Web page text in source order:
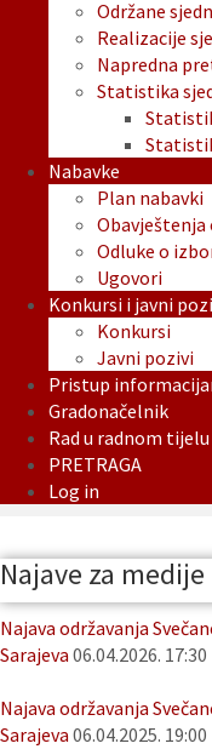
Održane
Realizacije
Napredna
Statistika
Nabavke
Plan nabavki
Obavještenja
Odluke o
Ugovori
Konkursi i javni
Konkursi
Javni pozivi
Pristup
Gradonačelnik
Rad u radnom tijelu
PRETRAGA
Log in
Najave za medije
Najava održavanja
Sarajeva 06.04.2026. 17:30
Najava održavanja
Sarajeva 06.04.2025. 19:00